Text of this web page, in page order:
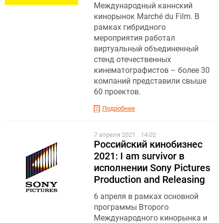
Международный каннский
кинорынок Marché du Film. В
рамках гибридного
мероприятия работал
виртуальный объединенный
стенд отечественных
кинематографистов – более 30
компаний представили свыше
60 проектов.
Подробнее
7 апреля 2021 14:02
Российский кинобизнес
2021: I am survivor в
исполнении Sony Pictures
Production and Releasing
6 апреля в рамках основной
программы Второго
Международного кинорынка и